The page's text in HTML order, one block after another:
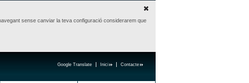
sense canviar la teva configuració considerarem que
Contacte
Inici
Google Translate